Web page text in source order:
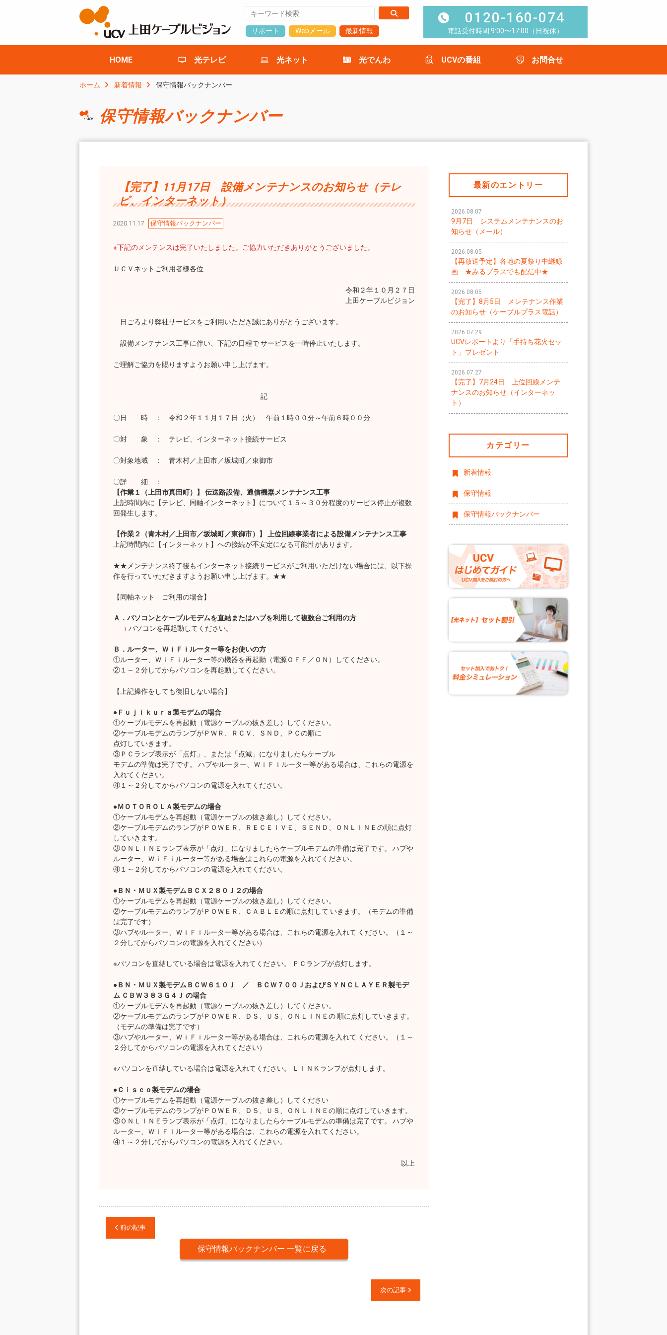
サポート Webメール 最新情報
0120-160-074
電話受付時間 9:00〜17:00（日祝休）
HOME 光テレビ 光ネット 光でんわ UCVの番組 お問合せ
ホーム 新着情報 保守情報バックナンバー
保守情報バックナンバー
【完了】11月17日 設備メンテナンスのお知らせ（テレ
ビ、インターネット）
2020.11.17 保守情報バックナンバー
※下記のメンテンスは完了いたしました。ご協力いただきありがとうございました。
ＵＣＶネットご利用者様各位
令和２年１０月２７日
上田ケーブルビジョン
日ごろより弊社サービスをご利用いただき誠にありがとうございます。
設備メンテナンス工事に伴い、下記の日程で サービスを一時停止いたします。
ご理解ご協力を賜りますようお願い申し上げます。
記
〇日 時 ： 令和２年１１月１７日（火） 午前１時００分～午前６時００分
〇対 象 ： テレビ、インターネット接続サービス
〇対象地域 ： 青木村／上田市／坂城町／東御市
〇詳 細 ：
【作業１（上田市真田町）】 伝送路設備、通信機器メンテナンス工事
上記時間内に【テレビ、同軸インターネット】について１５～３０分程度のサービス停止が複数
回発生します。
【作業２（青木村／上田市／坂城町／東御市）】 上位回線事業者による設備メンテナンス工事
上記時間内に【インターネット】への接続が不安定になる可能性があります。
★★メンテナンス終了後もインターネット接続サービスがご利用いただけない場合には、以下操
作を行っていただきますようお願い申し上げます。★★
【同軸ネット ご利用の場合】
Ａ．パソコンとケーブルモデムを直結またはハブを利用して複数台ご利用の方
→ パソコンを再起動してください。
Ｂ．ルーター、ＷｉＦｉルーター等をお使いの方
①ルーター、ＷｉＦｉルーター等の機器を再起動（電源ＯＦＦ／ＯＮ）してください。
②１～２分してからパソコンを再起動してください。
【上記操作をしても復旧しない場合】
●Ｆｕｊｉｋｕｒａ製モデムの場合
①ケーブルモデムを再起動（電源ケーブルの抜き差し）してください。
②ケーブルモデムのランプがＰＷＲ、ＲＣＶ、ＳＮＤ、ＰＣの順に
点灯していきます。
③ＰＣランプ表示が「点灯」、または「点滅」になりましたらケーブル
モデムの準備は完了です。 ハブやルーター、ＷｉＦｉルーター等がある場合は、これらの電源を
入れてください。
④１～２分してからパソコンの電源を入れてください。
●ＭＯＴＯＲＯＬＡ製モデムの場合
①ケーブルモデムを再起動（電源ケーブルの抜き差し）してください。
②ケーブルモデムのランプがＰＯＷＥＲ、ＲＥＣＥＩＶＥ、ＳＥＮＤ、ＯＮＬＩＮＥの順に点灯
していきます。
③ＯＮＬＩＮＥランプ表示が「点灯」になりましたらケーブルモデムの準備は完了です。 ハブや
ルーター、ＷｉＦｉルーター等がある場合はこれらの電源を入れてください。
④１～２分してからパソコンの電源を入れてください。
●ＢＮ・ＭＵＸ製モデムＢＣＸ２８０Ｊ２の場合
①ケーブルモデムを再起動（電源ケーブルの抜き差し）してください。
②ケーブルモデムのランプがＰＯＷＥＲ、ＣＡＢＬＥの順に点灯して いきます。（モデムの準備
は完了です）
③ハブやルーター、ＷｉＦｉルーター等がある場合は、これらの電源を入れて ください。（１～
２分してからパソコンの電源を入れてください）
※パソコンを直結している場合は電源を入れてください。 ＰＣランプが点灯します。
●ＢＮ・ＭＵＸ製モデムＢＣＷ６１０Ｊ ／ ＢＣＷ７００ＪおよびＳＹＮＣＬＡＹＥＲ製モデ
ム ＣＢＷ３８３Ｇ４Ｊ の場合
①ケーブルモデムを再起動（電源ケーブルの抜き差し）してください。
②ケーブルモデムのランプがＰＯＷＥＲ、ＤＳ、ＵＳ、ＯＮＬＩＮＥの 順に点灯していきます。
（モデムの準備は完了です）
③ハブやルーター、ＷｉＦｉルーター等がある場合は、これらの電源を入れて ください。（１～
２分してからパソコンの電源を入れてください）
※パソコンを直結している場合は電源を入れてください。 ＬＩＮＫランプが点灯します。
●Ｃｉｓｃｏ製モデムの場合
①ケーブルモデムを再起動（電源ケーブルの抜き差し）してください
②ケーブルモデムのランプがＰＯＷＥＲ、ＤＳ、ＵＳ、ＯＮＬＩＮＥの順に点灯していきます。
③ＯＮＬＩＮＥランプ表示が「点灯」になりましたらケーブルモデムの準備は完了です。 ハブや
ルーター、ＷｉＦｉルーター等がある場合は、これらの電源を入れてください。
④１～２分してからパソコンの電源を入れてください。
以上
前の記事
保守情報バックナンバー 一覧に戻る
次の記事
最新のエントリー
2026.08.07
9月7日 システムメンテナンスのお
知らせ（メール）
2026.08.05
【再放送予定】各地の夏祭り中継録
画 ★みるプラスでも配信中★
2026.08.05
【完了】8月5日 メンテナンス作業
のお知らせ（ケーブルプラス電話）
2026.07.29
UCVレポートより「手持ち花火セッ
ト」プレゼント
2026.07.27
【完了】7月24日 上位回線メンテ
ナンスのお知らせ（インターネッ
ト）
カテゴリー
新着情報
保守情報
保守情報バックナンバー